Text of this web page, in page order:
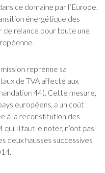
ce domaine par l’Europe.
énergétique des
de relance pour toute une
reprenne sa
de TVA affecté aux
44). Cette mesure,
européens, a un coût
à la reconstitution des
il faut le noter, n’ont pas
deux hausses successives